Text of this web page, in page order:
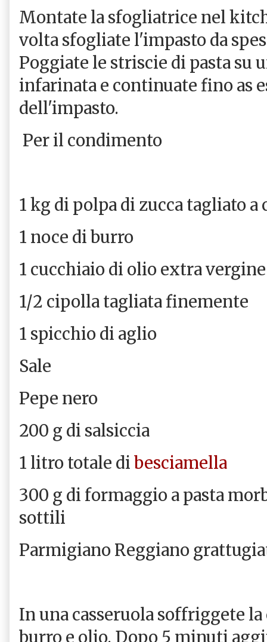
Montate la sfogliatrice nel
volta sfogliate l'impasto da
Poggiate le striscie di pasta su
infarinata e continuate fino as
dell'impasto.
Per il condimento
1 kg di polpa di zucca tagliato a
1 noce di burro
1 cucchiaio di olio extra
1/2 cipolla tagliata finemente
1 spicchio di aglio
Sale
Pepe nero
200 g di salsiccia
1 litro totale di besciamella
300 g di formaggio a pasta
sottili
Parmigiano Reggiano
In una casseruola soffriggete
burro e olio. Dopo 5 minuti